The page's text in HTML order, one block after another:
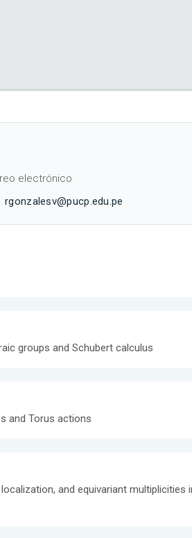
electrónico
rgonzalesv@pucp.edu.pe
groups and Schubert calculus
and Torus actions
and equivariant multiplicities